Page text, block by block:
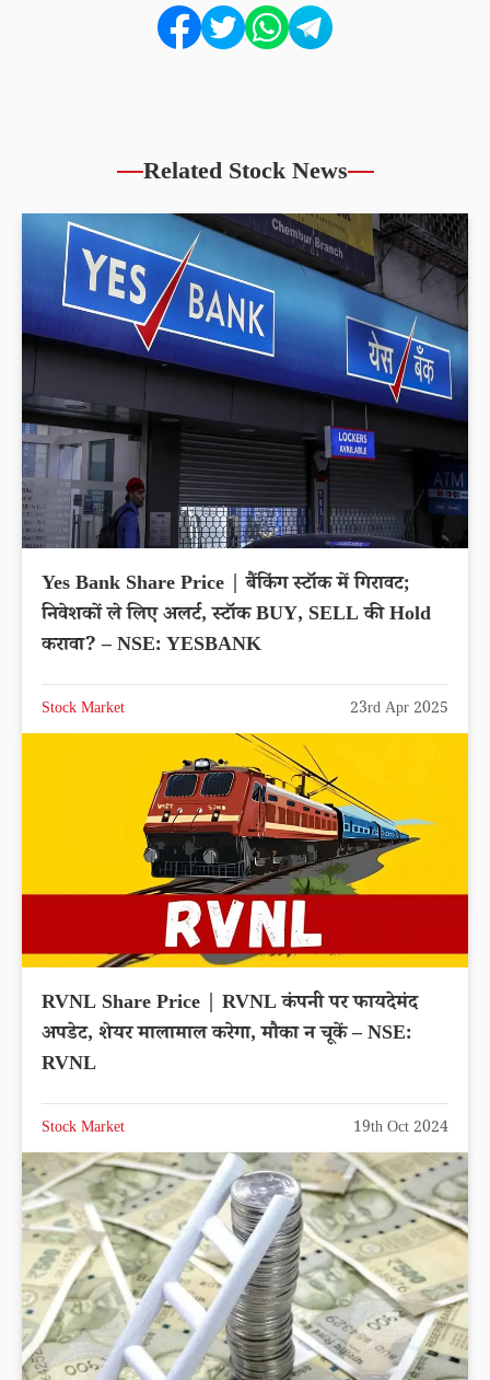
Related Stock News
Yes Bank Share Price | बैंकिंग स्टॉक में गिरावट;
निवेशकों ले लिए अलर्ट, स्टॉक BUY, SELL की Hold
करावा? – NSE: YESBANK
Stock Market 23rd Apr 2025
RVNL Share Price | RVNL कंपनी पर फायदेमंद
अपडेट, शेयर मालामाल करेगा, मौका न चूकें – NSE:
RVNL
Stock Market 19th Oct 2024